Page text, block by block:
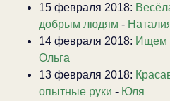
15 февраля 2018:
добрым людям -
14 февраля 2018: Ищем
Ольга
13 февраля 2018:
опытные руки - Юля